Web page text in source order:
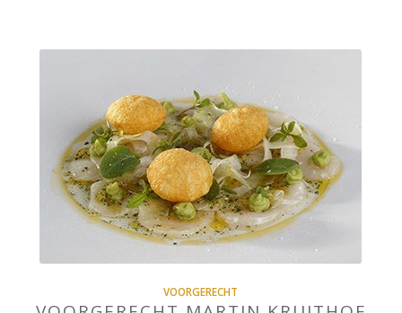
VOORGERECHT